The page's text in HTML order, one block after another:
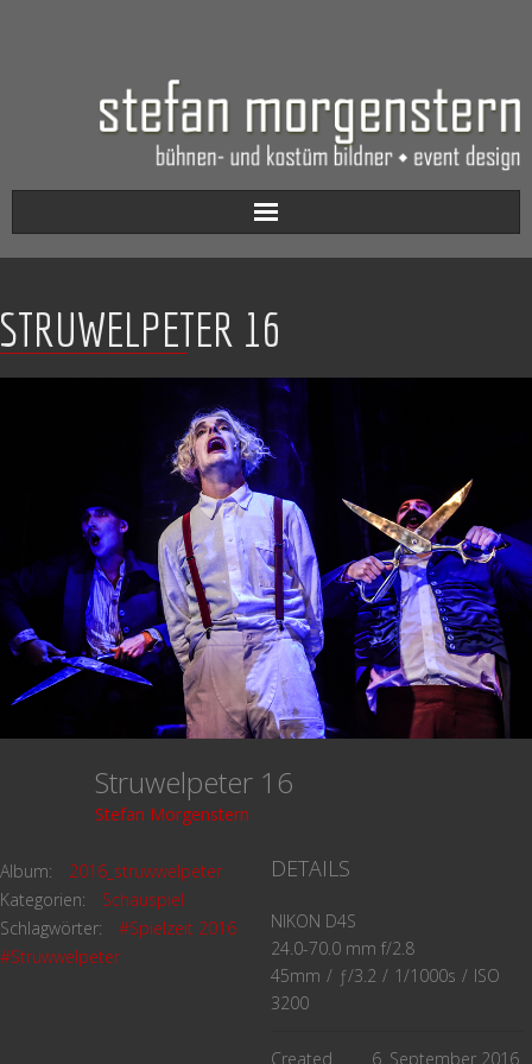
Aktuell
Werkverzeichnis
Biografie
STRUWELPETER 16
Struwelpeter 16
Stefan Morgenstern
Album:
2016_struwwelpeter
Kategorien:
Schauspiel
Schlagwörter:
#Spielzeit 2016
#Struwwelpeter
DETAILS
NIKON D4S
24.0-70.0 mm f/2.8
45mm / ƒ/3.2 / 1/1000s / ISO
3200
Created 6. September 2016